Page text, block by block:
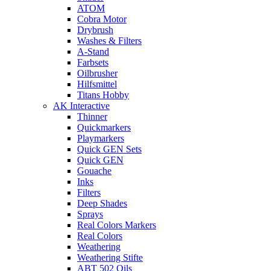
ATOM
Cobra Motor
Drybrush
Washes & Filters
A-Stand
Farbsets
Oilbrusher
Hilfsmittel
Titans Hobby
AK Interactive
Thinner
Quickmarkers
Playmarkers
Quick GEN Sets
Quick GEN
Gouache
Inks
Filters
Deep Shades
Sprays
Real Colors Markers
Real Colors
Weathering
Weathering Stifte
ABT 502 Oils